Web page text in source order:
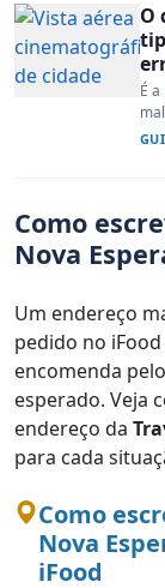
O
É
Como
Nova
Um endereço
pedido no
encomenda
esperado. Veja
endereço da
para cada
Como
Nova
iFood